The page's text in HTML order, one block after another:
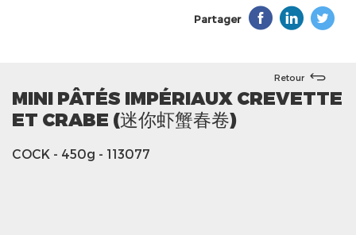
Partager
Retour
MINI PÂTÉS IMPÉRIAUX CREVETTE
ET CRABE (迷你虾蟹春卷)
COCK - 450g - 113077